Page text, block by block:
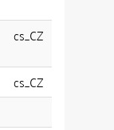
cs_CZ
cs_CZ